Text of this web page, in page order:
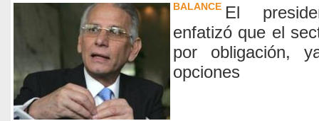
BALANCE El
enfatizó que el
por obligación,
opciones